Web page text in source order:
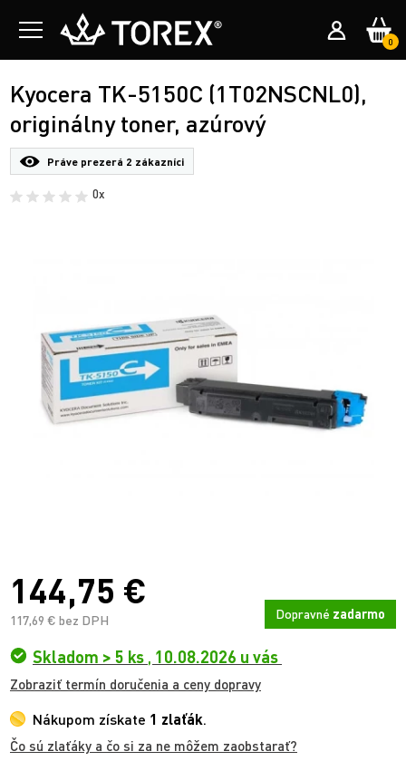
0
Kyocera TK-5150C (1T02NSCNL0),
originálny toner, azúrový
Práve prezerá 2 zákazníci
0x
144,75 €
117,69 € bez DPH Dopravné zadarmo
Skladom > 5 ks , 10.08.2026 u vás
Zobraziť termín doručenia a ceny dopravy
Nákupom získate 1 zlaťák.
Čo sú zlaťáky a čo si za ne môžem zaobstarať?